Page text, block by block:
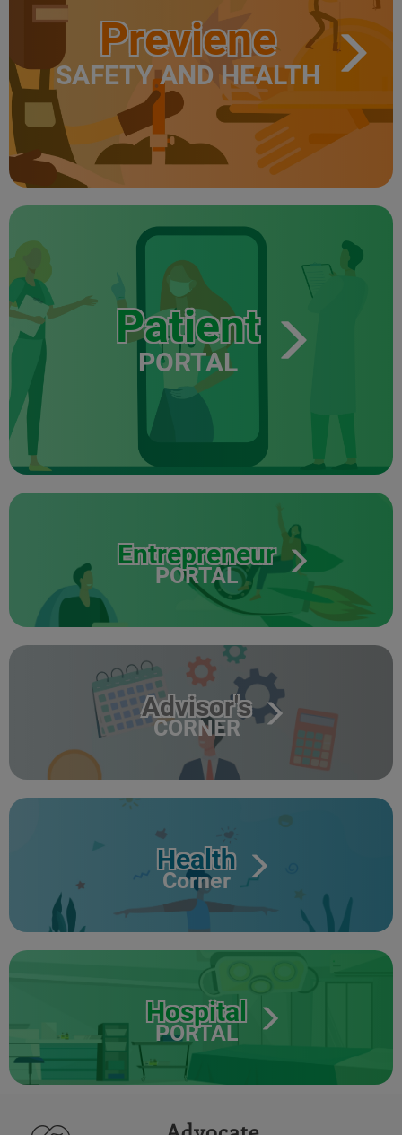
Previene
SAFETY AND HEALTH
Patient
PORTAL
Entrepreneur
PORTAL
Advisor's
CORNER
Health
Corner
Hospital
PORTAL